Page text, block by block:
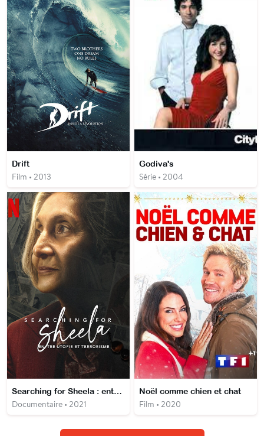
Drift
Film • 2013
Godiva's
Série • 2004
Searching for Sheela : entre utopie et terrorisme
Documentaire • 2021
Noël comme chien et chat
Film • 2020